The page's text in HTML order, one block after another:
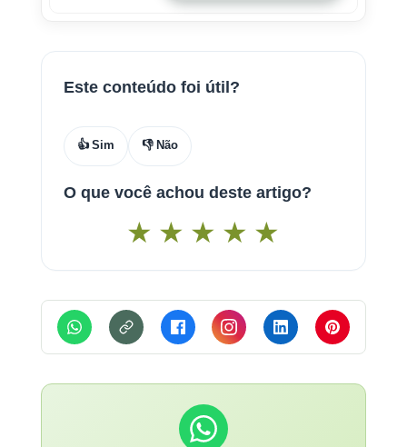
Este conteúdo foi útil?
👍 Sim 👎 Não
O que você achou deste artigo?
★ ★ ★ ★ ★